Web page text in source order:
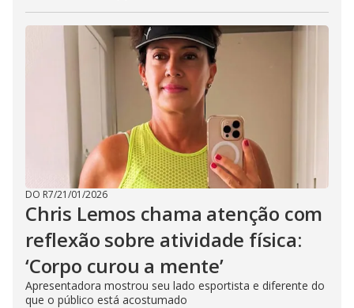
DO R7/21/01/2026
Chris Lemos chama atenção com
reflexão sobre atividade física:
‘Corpo curou a mente’
Apresentadora mostrou seu lado esportista e diferente do
que o público está acostumado